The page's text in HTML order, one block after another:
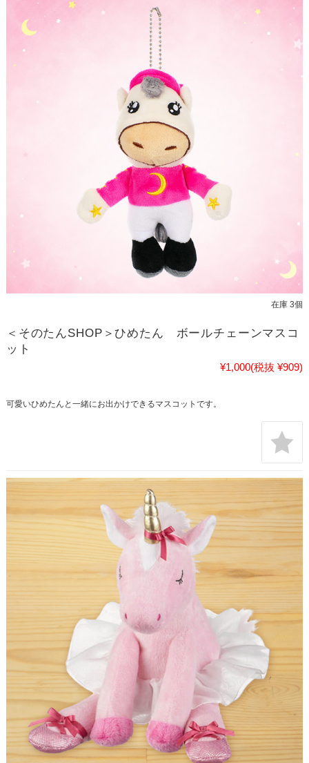
在庫 3個
＜そのたんSHOP＞ひめたん ボールチェーンマスコ
ット
¥1,000(税抜 ¥909)
可愛いひめたんと一緒にお出かけできるマスコットです。